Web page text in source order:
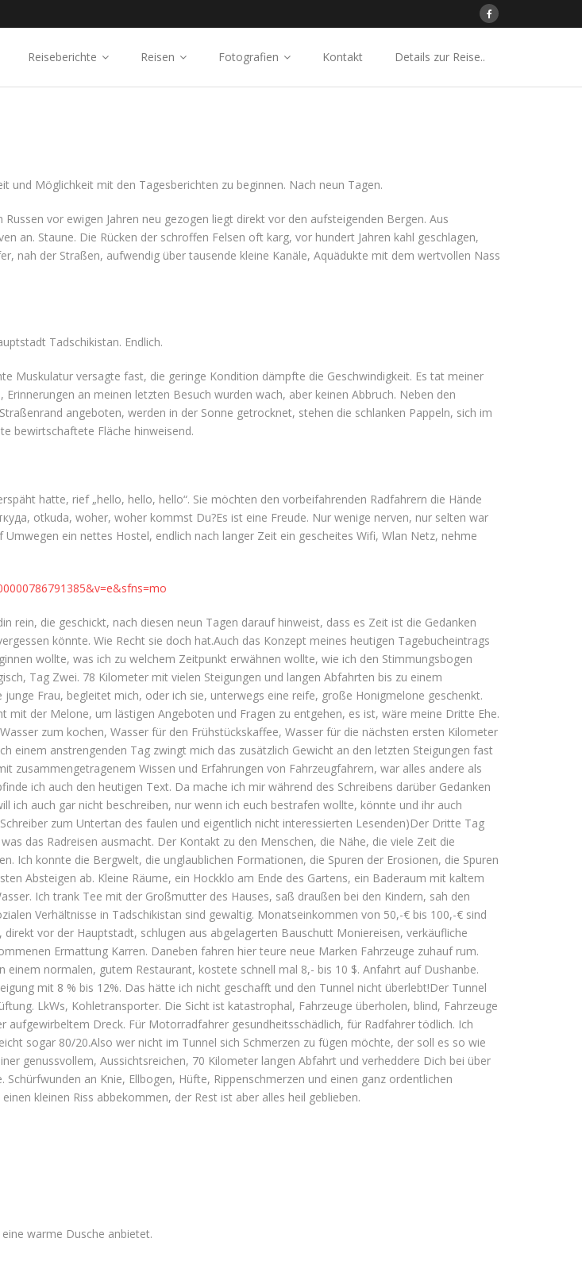
Reiseberichte Reisen Fotografien Kontakt Details zur Reise..
und Möglichkeit mit den Tagesberichten zu beginnen. Nach neun Tagen.
vor ewigen Jahren neu gezogen liegt direkt vor den aufsteigenden Bergen. Aus
an. Staune. Die Rücken der schroffen Felsen oft karg, vor hundert Jahren kahl geschlagen,
nah der Straßen, aufwendig über tausende kleine Kanäle, Aquädukte mit dem wertvollen Nass
Tadschikistan. Endlich.
Muskulatur versagte fast, die geringe Kondition dämpfte die Geschwindigkeit. Es tat meiner
an meinen letzten Besuch wurden wach, aber keinen Abbruch. Neben den
angeboten, werden in der Sonne getrocknet, stehen die schlanken Pappeln, sich im
bewirtschaftete Fläche hinweisend.
hatte, rief „hello, hello, hello“. Sie möchten den vorbeifahrenden Radfahrern die Hände
otkuda, woher, woher kommst Du?Es ist eine Freude. Nur wenige nerven, nur selten war
ein nettes Hostel, endlich nach langer Zeit ein gescheites Wifi, Wlan Netz, nehme
rein, die geschickt, nach diesen neun Tagen darauf hinweist, dass es Zeit ist die Gedanken
könnte. Wie Recht sie doch hat.Auch das Konzept meines heutigen Tagebucheintrags
wollte, was ich zu welchem Zeitpunkt erwähnen wollte, wie ich den Stimmungsbogen
Tag Zwei. 78 Kilometer mit vielen Steigungen und langen Abfahrten bis zu einem
Frau, begleitet mich, oder ich sie, unterwegs eine reife, große Honigmelone geschenkt.
der Melone, um lästigen Angeboten und Fragen zu entgehen, es ist, wäre meine Dritte Ehe.
zum kochen, Wasser für den Frühstückskaffee, Wasser für die nächsten ersten Kilometer
einem anstrengenden Tag zwingt mich das zusätzlich Gewicht an den letzten Steigungen fast
zusammengetragenem Wissen und Erfahrungen von Fahrzeugfahrern, war alles andere als
ich auch den heutigen Text. Da mache ich mir während des Schreibens darüber Gedanken
ich auch gar nicht beschreiben, nur wenn ich euch bestrafen wollte, könnte und ihr auch
zum Untertan des faulen und eigentlich nicht interessierten Lesenden)Der Dritte Tag
das Radreisen ausmacht. Der Kontakt zu den Menschen, die Nähe, die viele Zeit die
Ich konnte die Bergwelt, die unglaublichen Formationen, die Spuren der Erosionen, die Spuren
Absteigen ab. Kleine Räume, ein Hockklo am Ende des Gartens, ein Baderaum mit kaltem
Ich trank Tee mit der Großmutter des Hauses, saß draußen bei den Kindern, sah den
Verhältnisse in Tadschikistan sind gewaltig. Monatseinkommen von 50,-€ bis 100,-€ sind
vor der Hauptstadt, schlugen aus abgelagerten Bauschutt Moniereisen, verkäufliche
Ermattung Karren. Daneben fahren hier teure neue Marken Fahrzeuge zuhauf rum.
normalen, gutem Restaurant, kostete schnell mal 8,- bis 10 $. Anfahrt auf Dushanbe.
mit 8 % bis 12%. Das hätte ich nicht geschafft und den Tunnel nicht überlebt!Der Tunnel
LkWs, Kohletransporter. Die Sicht ist katastrophal, Fahrzeuge überholen, blind, Fahrzeuge
Dreck. Für Motorradfahrer gesundheitsschädlich, für Radfahrer tödlich. Ich
sogar 80/20.Also wer nicht im Tunnel sich Schmerzen zu fügen möchte, der soll es so wie
genussvollem, Aussichtsreichen, 70 Kilometer langen Abfahrt und verheddere Dich bei über
an Knie, Ellbogen, Hüfte, Rippenschmerzen und einen ganz ordentlichen
kleinen Riss abbekommen, der Rest ist aber alles heil geblieben.
warme Dusche anbietet.